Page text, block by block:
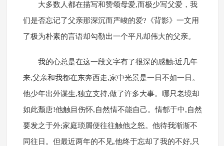
大多数人都在描写和赞颂母爱,而极少写父爱，我
们是否忘记了父亲那深沉而严峻的爱?《背影》一文用
了极为朴素的言语却勾勒出一个平凡却伟大的父亲。
我的心总是在这一段文字有了很深的感触:近几年
来,父亲和我都在东奔西走,家中光景是一日不如一日。
他少年出外谋生,独立支持,做了许多大事。哪只老境却
如此颓唐!他触目伤怀,自然情不能自己。情郁于中,自然
要发之于外;家庭琐屑便往往触他之怒。他待我渐渐不
同往日。但最近两年的不见,他终于忘却了我的不好,只